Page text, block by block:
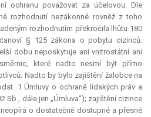
ochranu považovat za účelovou. Dle
rozhodnutí nezákonné rovněž z toho
rozhodnutím překročila lhůtu 180
§ 125 zákona o pobytu cizinců.
dobu neposkytuje ani vnitrostátní ani
které nadto nesmí být přímo
Nadto by bylo zajištění žalobce na
1 Úmluvy o ochraně lidských práv a
Sb., dále jen „Úmluva“); zajištění cizince
o dostatečně dostupné a přesné